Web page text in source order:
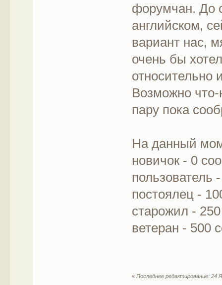
форумчан. До
английском,
вариант нас,
очень бы
относительно
Возможно
пару пока
На данный
новичок - 0
пользователь
постоялец -
старожил -
ветеран - 500
«Последнее редактирование: 24